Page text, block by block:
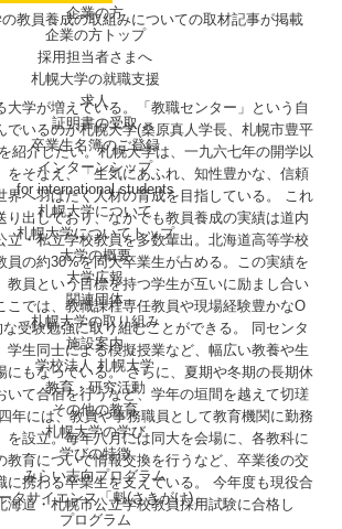
企業の方
企業の方トップ
採用担当者さまへ
札幌大学の就職支援
求人
証明書の受取
卒業生名簿のご登録
インターンシップ
for internationalstudents
札幌大学について
札幌大学についてトップ
大学の概要
大学広報
関連団体
札幌大学の取り組み
施設案内
学校法人 札幌大学
教育・研究活動
その他の教育
札幌大学の学び
学びの特徴
みらい志向プログラム
タサイエンス「魁(さきがけ)」
プログラム
教員養成の取組みについての取材記事が掲載
学が増えている。「教職センター」という自
でいるのが札幌大学(桑原真人学長、札幌市豊平
紹介したい。札幌大学は、一九六七年の開学以
をそなえ、「生気にあふれ、知性豊かな、信頼
界へ羽ばたく人材の育成を目指している。 これ
り出しており、なかでも教員養成の実績は道内
立・私立学校教員を多数輩出。北海道高等学校
の約30%を同大卒業生が占める。この実績を
教員という目標を持つ学生が互いに励まし合い
こでは、教職課程専任教員や現場経験豊かなO
受験勉強に取り組むことができる。 同センタ
学生同士による模擬授業など、幅広い教養や生
にもなっている。 さらに、夏期や冬期の長期休
いて合宿を行うなど、学年の垣間を越えて切瑳
年には、教員や事務職員として教育機関に勤務
設立。毎年八月には同大を会場に、各教科に
教育について情報交換を行うなど、卒業後の交
に携わる卒業生を支えている。 今年度も現役合
道・札幌市公立学校教員採用試験に合格し